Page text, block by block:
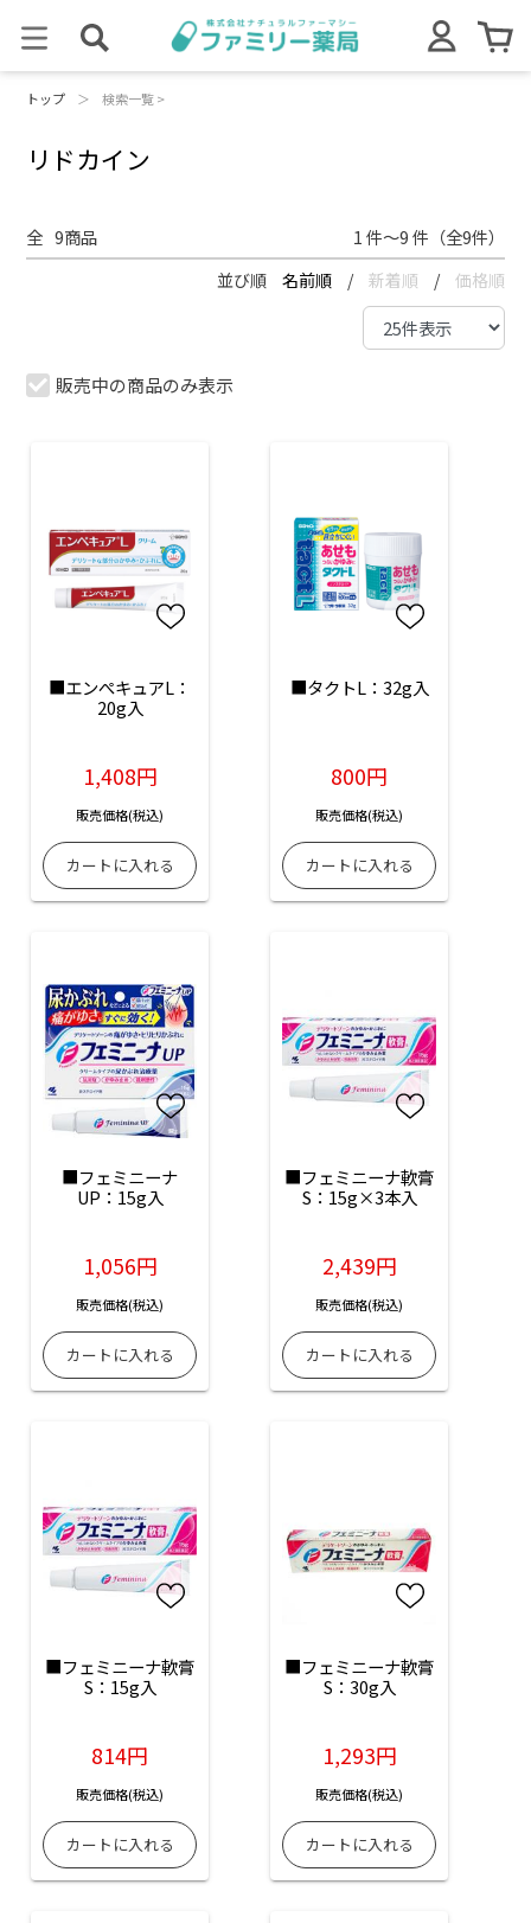
トップ ＞ 検索一覧 >
リドカイン
全 9商品 1 件～9 件（全9件）
並び順 名前順 / 新着順 / 価格順
販売中の商品のみ表示
■エンぺキュアL：
20g入
1,408円
販売価格(税込)
■タクトL：32g入
800円
販売価格(税込)
■フェミニーナ
UP：15g入
1,056円
販売価格(税込)
■フェミニーナ軟膏
S：15g×3本入
2,439円
販売価格(税込)
■フェミニーナ軟膏
S：15g入
814円
販売価格(税込)
■フェミニーナ軟膏
S：30g入
1,293円
販売価格(税込)